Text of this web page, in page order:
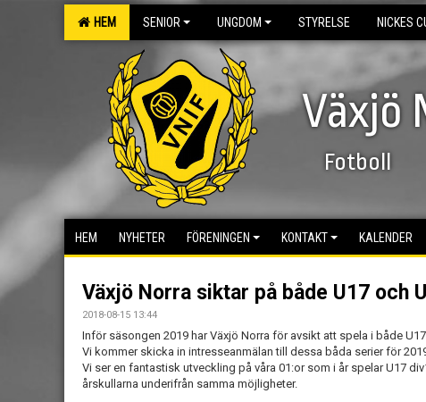
HEM SENIOR UNGDOM STYRELSE NICKES
Växjö
Fotboll
HEM NYHETER FÖRENINGEN KONTAKT KALENDER
Växjö Norra siktar på både U17 och
2018-08-15 13:44
Inför säsongen 2019 har Växjö Norra för avsikt att spela i både
Vi kommer skicka in intresseanmälan till dessa båda serier för
Vi ser en fantastisk utveckling på våra 01:or som i år spelar U17
årskullarna underifrån samma möjligheter.